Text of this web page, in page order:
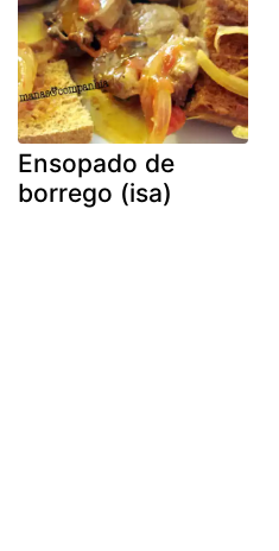
Ensopado de
borrego (isa)